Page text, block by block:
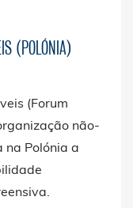
(POLÓNIA)
(Forum
não-
na Polónia a